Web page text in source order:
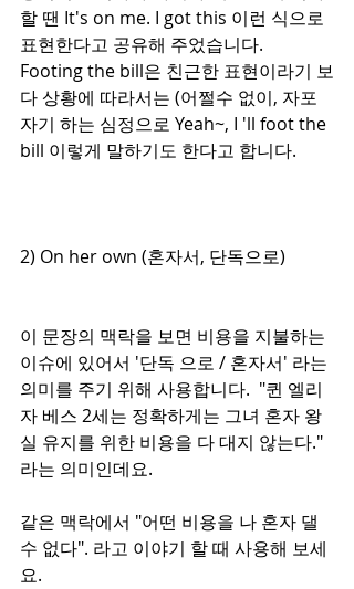
할 땐 It's on me. I got this 이런 식으로
표현한다고 공유해 주었습니다.
Footing the bill은 친근한 표현이라기 보
다 상황에 따라서는 (어쩔수 없이, 자포
자기 하는 심정으로 Yeah~, I 'll foot the
bill 이렇게 말하기도 한다고 합니다.
2) On her own (혼자서, 단독으로)
이 문장의 맥락을 보면 비용을 지불하는
이슈에 있어서 '단독 으로 / 혼자서' 라는
의미를 주기 위해 사용합니다.  "퀸 엘리
자 베스 2세는 정확하게는 그녀 혼자 왕
실 유지를 위한 비용을 다 대지 않는다."
라는 의미인데요.
같은 맥락에서 "어떤 비용을 나 혼자 댈
수 없다". 라고 이야기 할 때 사용해 보세
요.